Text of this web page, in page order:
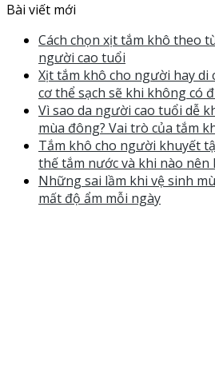
Bài viết mới
Cách chọn xịt tắm khô theo
người cao tuổi
Xịt tắm khô cho người hay di
cơ thể sạch sẽ khi không có
Vì sao da người cao tuổi dễ
mùa đông? Vai trò của tắm
Tắm khô cho người khuyết
thế tắm nước và khi nào nên
Những sai lầm khi vệ sinh
mất độ ẩm mỗi ngày